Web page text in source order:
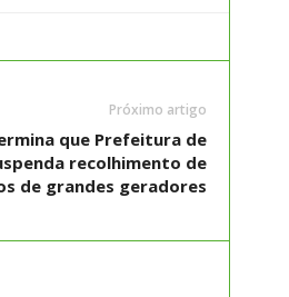
Próximo artigo
que Prefeitura de
recolhimento de
de grandes geradores